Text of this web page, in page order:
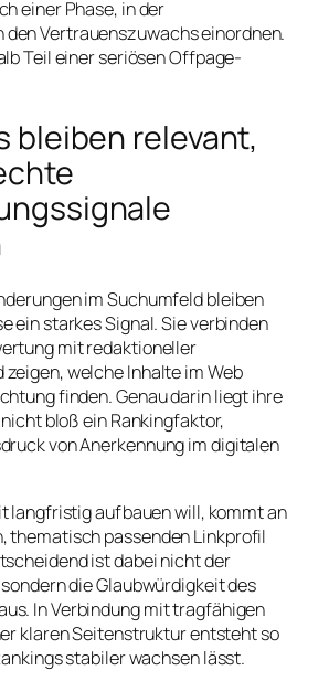
einer Phase, in der
Vertrauenszuwachs einordnen.
Teil einer seriösen Offpage-
bleiben relevant,
im Suchumfeld bleiben
ein starkes Signal. Sie verbinden
mit redaktioneller
zeigen, welche Inhalte im Web
finden. Genau darin liegt ihre
bloß ein Rankingfaktor,
von Anerkennung im digitalen
langfristig aufbauen will, kommt an
thematisch passenden Linkprofil
ist dabei nicht der
die Glaubwürdigkeit des
In Verbindung mit tragfähigen
klaren Seitenstruktur entsteht so
stabiler wachsen lässt.